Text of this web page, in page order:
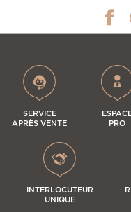
SERVICE
APRÈS VENTE
PRO
INTERLOCUTEUR
UNIQUE